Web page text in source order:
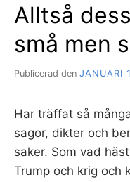
Alltså
små men
Publicerad den JANUARI
Har träffat så
sagor, dikter och
saker. Som vad
Trump och krig och